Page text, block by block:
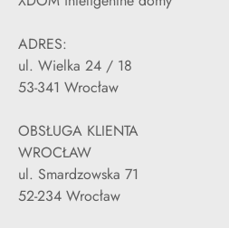
ADRES:
ul. Wielka 24 / 18
53-341 Wrocław
OBSŁUGA KLIENTA
WROCŁAW
ul. Smardzowska 71
52-234 Wrocław